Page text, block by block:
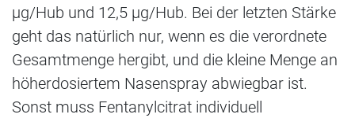
µg/Hub und 12,5 µg/Hub. Bei der letzten Stärke
geht das natürlich nur, wenn es die verordnete
Gesamtmenge hergibt, und die kleine Menge an
höherdosiertem Nasenspray abwiegbar ist.
Sonst muss Fentanylcitrat individuell